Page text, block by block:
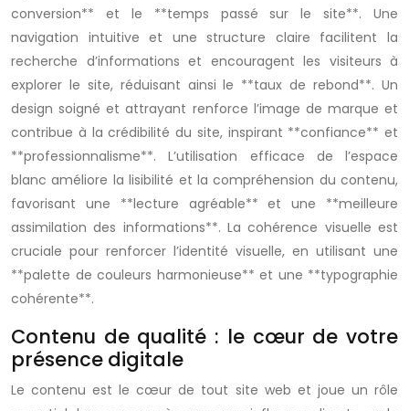
conversion** et le **temps passé sur le site**. Une
navigation intuitive et une structure claire facilitent la
recherche d’informations et encouragent les visiteurs à
explorer le site, réduisant ainsi le **taux de rebond**. Un
design soigné et attrayant renforce l’image de marque et
contribue à la crédibilité du site, inspirant **confiance** et
**professionnalisme**. L’utilisation efficace de l’espace
blanc améliore la lisibilité et la compréhension du contenu,
favorisant une **lecture agréable** et une **meilleure
assimilation des informations**. La cohérence visuelle est
cruciale pour renforcer l’identité visuelle, en utilisant une
**palette de couleurs harmonieuse** et une **typographie
cohérente**.
Contenu de qualité : le cœur de votre
présence digitale
Le contenu est le cœur de tout site web et joue un rôle